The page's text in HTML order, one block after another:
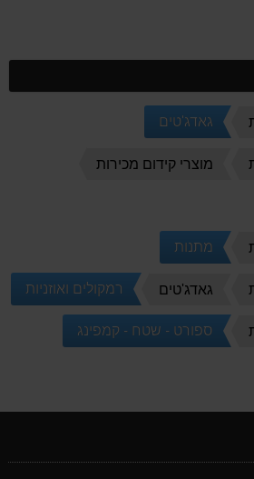
גאדג'טים
מוצרי קידום מכירות
מתנות
גאדג'טים רמקולים ואוזניות
ספורט - שטח - קמפינג